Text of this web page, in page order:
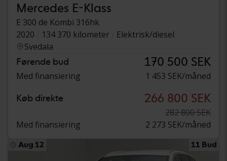
Mercedes E-Klass
E 300 de Kombi 316hk
2020
134 370 kilometer
Elektrisk/diesel
Svedala
Førende bud 170 500 SEK
Med finansiering 1 453 SEK/måned
Køb direkte 266 800 SEK
282 800 SEK
Med finansiering
2 273 SEK/måned
Aug 12 11 Bud